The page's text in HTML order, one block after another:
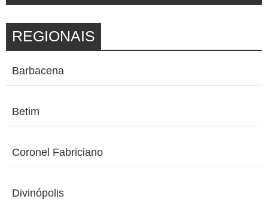
REGIONAIS
Barbacena
Betim
Coronel Fabriciano
Divinópolis